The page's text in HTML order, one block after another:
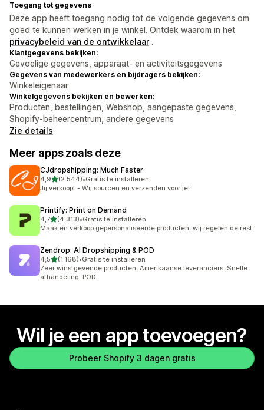
Toegang tot gegevens
Deze app heeft toegang nodig tot de volgende gegevens om
goed te kunnen werken in je winkel. Ontdek waarom in het
privacybeleid van de ontwikkelaar .
Klantgegevens bekijken:
Gevoelige gegevens, apparaat- en activiteitsgegevens
Gegevens van medewerkers en bijdragers bekijken:
Winkeleigenaar
Winkelgegevens bekijken en bewerken:
Producten, bestellingen, Webshop, aangepaste gegevens,
Shopify-beheercentrum, andere gegevens
Zie details
Meer apps zoals deze
CJdropshipping: Much Faster
4,9van 5 sterren
(2.544)
2544 recensies in totaal
•Gratis te installeren
Jij verkoopt - Wij sourcen en verzenden voor je!
Printify: Print on Demand
4,7van 5 sterren
(4.313)
4313 recensies in totaal
•Gratis te installeren
Maak en verkoop gepersonaliseerde producten, wij regelen de rest.
Zendrop: AI Dropshipping & POD
4,5van 5 sterren
(1.168)
1168 recensies in totaal
•Gratis te installeren
Zeer winstgevende producten. Amerikaanse leveranciers. Snelle
afhandeling. POD.
Wil je een app toevoegen?
Probeer Shopify 3 dagen gratis